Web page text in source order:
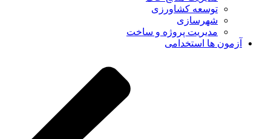
توسعه کشاورزی
شهرسازی
مدیریت پروژه و ساخت
آزمون ها استخدامی